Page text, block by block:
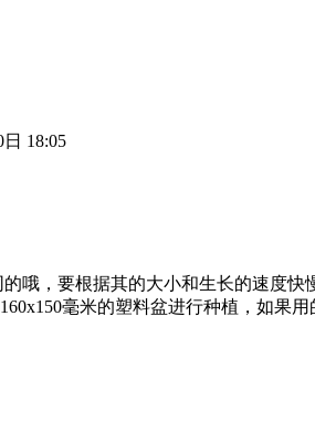
日 18:05
哦，要根据其的大小和生长的速度
毫米的塑料盆进行种植，如果